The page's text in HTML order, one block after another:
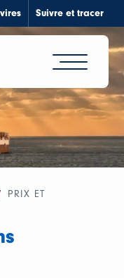
Suivre et tracer
PRIX ET